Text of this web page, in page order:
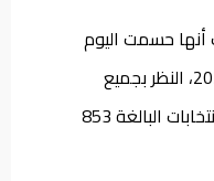
أنها حسمت اليوم
الخميس الموافق 4 / 12 / 2025، النظر بجميع
الطعون المقدمة على نتائج الانتخابات البالغة 853